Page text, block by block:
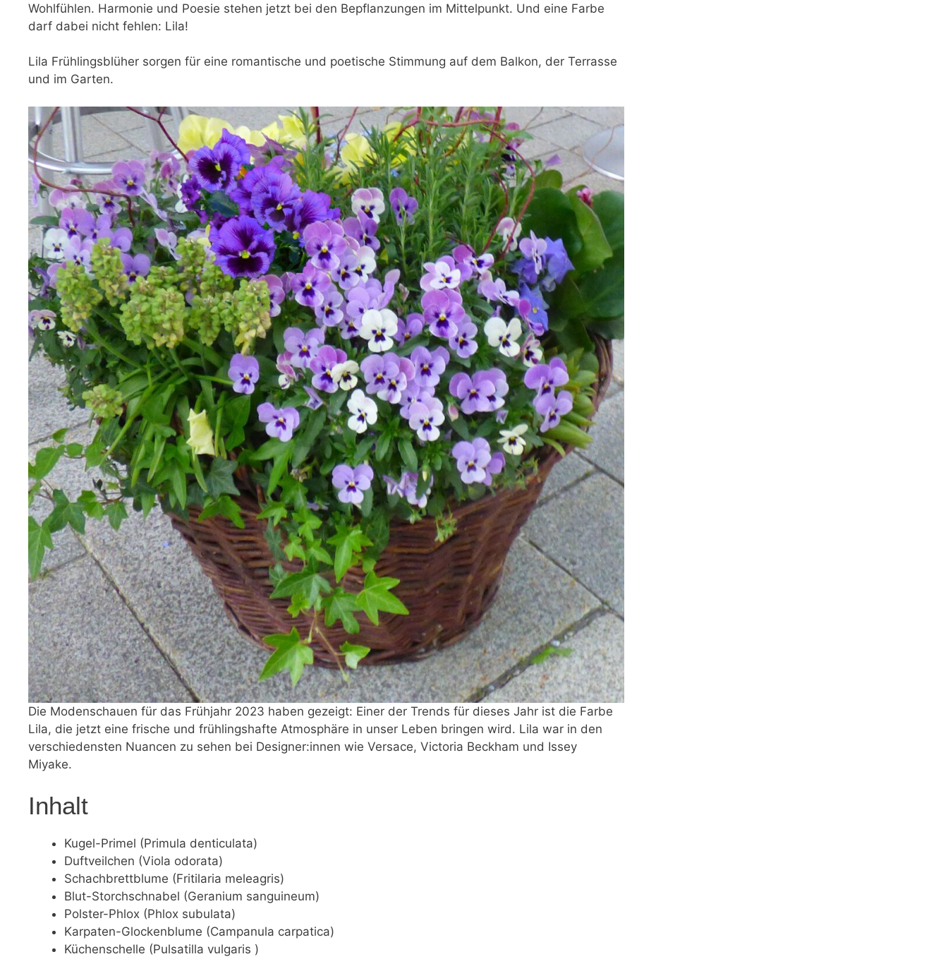
Wohlfühlen. Harmonie und Poesie stehen jetzt bei den Bepflanzungen im Mittelpunkt. Und eine Farbe
darf dabei nicht fehlen: Lila!
Lila Frühlingsblüher sorgen für eine romantische und poetische Stimmung auf dem Balkon, der Terrasse
und im Garten.
Die Modenschauen für das Frühjahr 2023 haben gezeigt: Einer der Trends für dieses Jahr ist die Farbe
Lila, die jetzt eine frische und frühlingshafte Atmosphäre in unser Leben bringen wird. Lila war in den
verschiedensten Nuancen zu sehen bei Designer:innen wie Versace, Victoria Beckham und Issey
Miyake.
Inhalt
Kugel-Primel (Primula denticulata)
Duftveilchen (Viola odorata)
Schachbrettblume (Fritilaria meleagris)
Blut-Storchschnabel (Geranium sanguineum)
Polster-Phlox (Phlox subulata)
Karpaten-Glockenblume (Campanula carpatica)
Küchenschelle (Pulsatilla vulgaris )